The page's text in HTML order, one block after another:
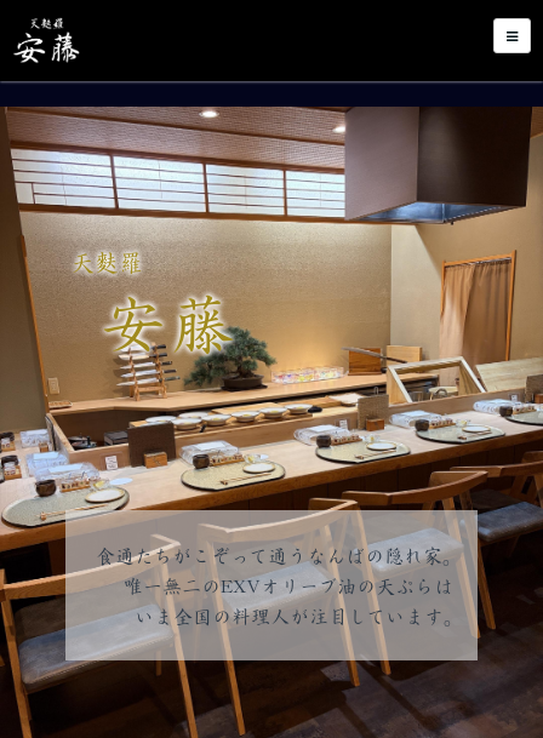
天麩羅
安藤
食通たちがこぞって通うなんばの隠れ家。
唯一無二のEXVオリーブ油の天ぷらは
いま全国の料理人が注目しています。